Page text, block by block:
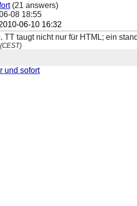
(21 answers)
08 18:55
06-10 16:32
TT taugt nicht nur für HTML; ein
und sofort